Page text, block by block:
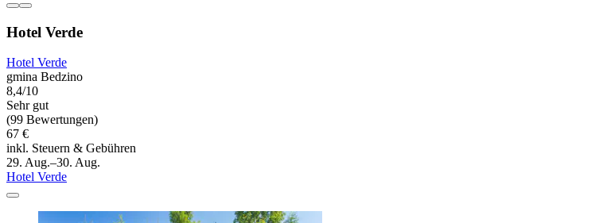
Hotel Verde
Hotel Verde
gmina Bedzino
8,4/10
Sehr gut
(99 Bewertungen)
67 €
inkl. Steuern & Gebühren
29. Aug.–30. Aug.
Hotel Verde